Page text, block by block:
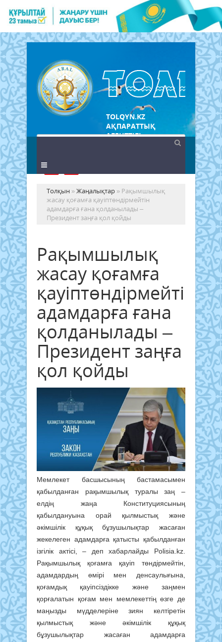
TOLQYN.KZ
АҚПАРАТТЫҚ
АГЕНТТІГІ
Толқын »Жаңалықтар » Рақымшылық
жасау қоғамға қауіптөндірмейтін
адамдарға ғана қолданылады –
Президент заңға қол қойды
Рақымшылық
жасау қоғамға
қауіптөндірмейтін
адамдарға ғана
қолданылады –
Президент заңға
қол қойды
Мемлекет басшысының бастамасымен
қабылданған рақымшылық туралы заң –
елдің жаңа Конституциясының
қабылдануына орай қылмыстық және
әкімшілік құқық бұзушылықтар жасаған
жекелеген адамдарға қатысты қабылданған
ізгілік актісі, – деп хабарлайды Polisia.kz.
Рақымшылық қоғамға қауіп төндірмейтін,
адамдардың өмірі мен денсаулығына,
қоғамдық қауіпсіздікке және заңмен
қорғалатын қоғам мен мемлекеттің өзге де
маңызды мүдделеріне зиян келтіретін
қылмыстық және әкімшілік құқық
бұзушылықтар жасаған адамдарға